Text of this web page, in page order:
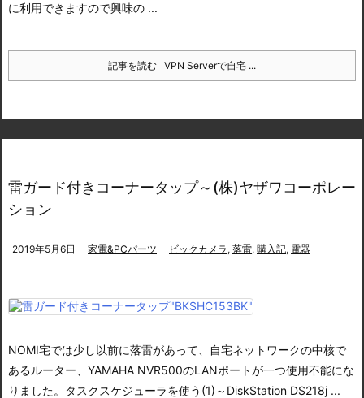
に利用できますので興味の ...
記事を読む VPN Serverで自宅 ...
雷ガード付きコーナータップ～(株)ヤザワコーポレー
ション
2019年5月6日 家電&PCパーツ ビックカメラ , 落雷, 購入記, 電器
NOMI宅では少し以前に落雷があって、自宅ネットワークの中核で
あるルーター、YAMAHA NVR500のLANポートが一つ使用不能にな
りました。
タスクスケジューラを使う(1)～DiskStation DS218j ...